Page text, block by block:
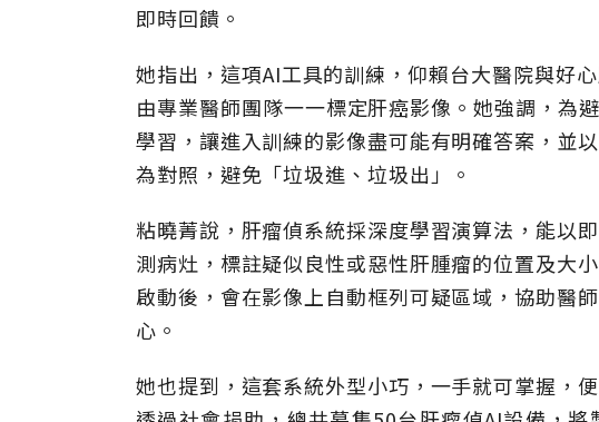
即時回饋。
她指出，這項AI工具的訓練，仰賴台大醫院與好
由專業醫師團隊一一標定肝癌影像。她強調，為
學習，讓進入訓練的影像盡可能有明確答案，並
為對照，避免「垃圾進、垃圾出」。
粘曉菁說，肝瘤偵系統採深度學習演算法，能以
測病灶，標註疑似良性或惡性肝腫瘤的位置及大
啟動後，會在影像上自動框列可疑區域，協助醫
心。
她也提到，這套系統外型小巧，一手就可掌握，